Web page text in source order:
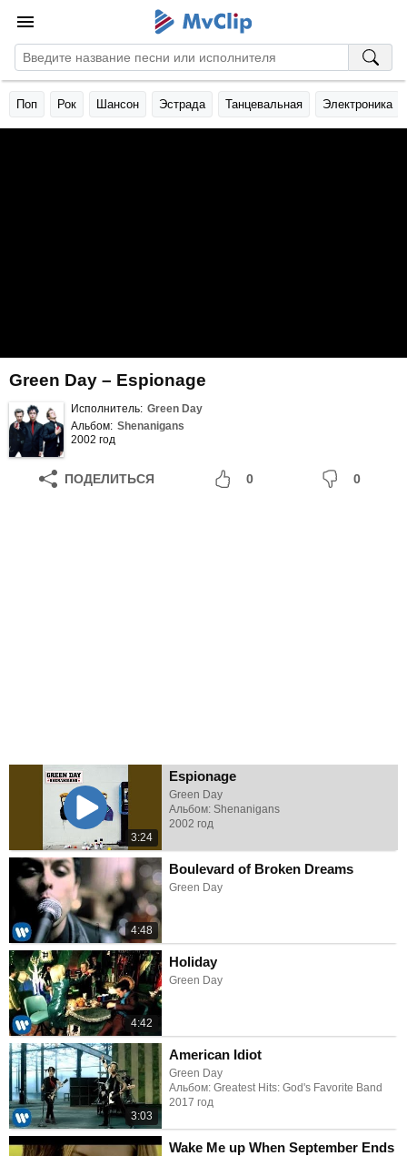
Поп Рок Шансон Эстрада Танцевальная Электроника
Green Day – Espionage
Исполнитель: Green Day
Альбом: Shenanigans
2002 год
ПОДЕЛИТЬСЯ 0 0
3:24
Espionage
Green Day
Альбом: Shenanigans
2002 год
4:48
Boulevard of Broken Dreams
Green Day
4:42
Holiday
Green Day
3:03
American Idiot
Green Day
Альбом: Greatest Hits: God's Favorite Band
2017 год
Wake Me up When September Ends